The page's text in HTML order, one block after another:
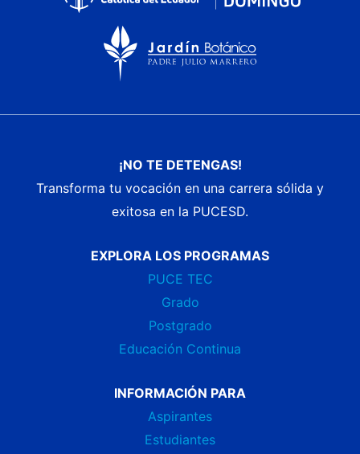
¡NO TE DETENGAS!
Transforma tu vocación en una carrera sólida y
exitosa en la PUCESD.
EXPLORA LOS PROGRAMAS
PUCE TEC
Grado
Postgrado
Educación Continua
INFORMACIÓN PARA
Aspirantes
Estudiantes